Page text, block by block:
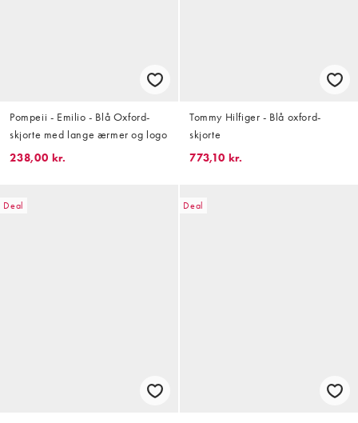
Pompeii - Emilio - Blå Oxford-
skjorte med lange ærmer og logo
238,00 kr.
Tommy Hilfiger - Blå oxford-
skjorte
773,10 kr.
Deal Deal